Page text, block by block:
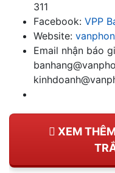
311
Facebook: VPP
Website:
Email nhận báo
XEM